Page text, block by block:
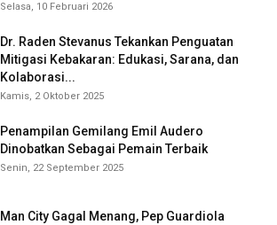
Selasa, 10 Februari 2026
Dr. Raden Stevanus Tekankan Penguatan
Mitigasi Kebakaran: Edukasi, Sarana, dan
Kolaborasi...
Kamis, 2 Oktober 2025
Penampilan Gemilang Emil Audero
Dinobatkan Sebagai Pemain Terbaik
Senin, 22 September 2025
Man City Gagal Menang, Pep Guardiola